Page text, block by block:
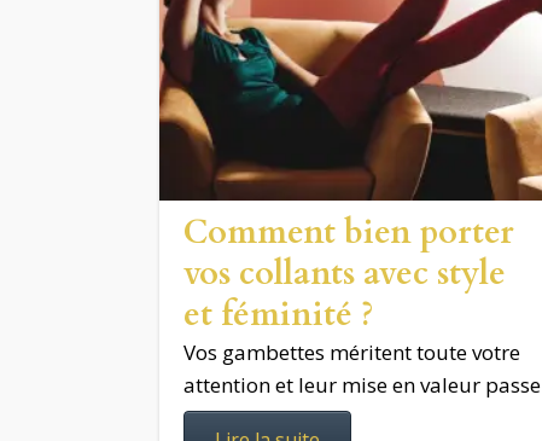
Comment bien porter
vos collants avec style
et féminité ?
Vos gambettes méritent toute votre
attention et leur mise en valeur passe